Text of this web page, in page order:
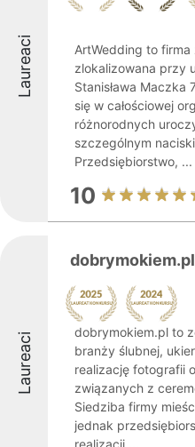
Laureaci
ArtWedding to firma
zlokalizowana przy
Stanisława Maczka
się w całościowej
różnorodnych
szczególnym
Przedsiębiorstwo, ...
10
Laureaci
dobrymokiem.pl
dobrymokiem.pl to
branży ślubnej,
realizację fotografii
związanych z
Siedziba firmy
jednak
realizacji ...